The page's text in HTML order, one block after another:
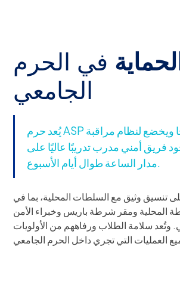
في الحرم
الجامعي
يُعد حرم ASP خاصًا ومُسيّجًا ويخضع لنظام مراقبة
فريق أمني مدرب تدريبًا عاليًا على
مدار الساعة طوال أيام الأسبوع.
تنسيق وثيق مع السلطات المحلية، بما في
المحلية ومقر شرطة باريس وخبراء الأمن
وتُعد سلامة الطلاب ورفاههم من الأولويات